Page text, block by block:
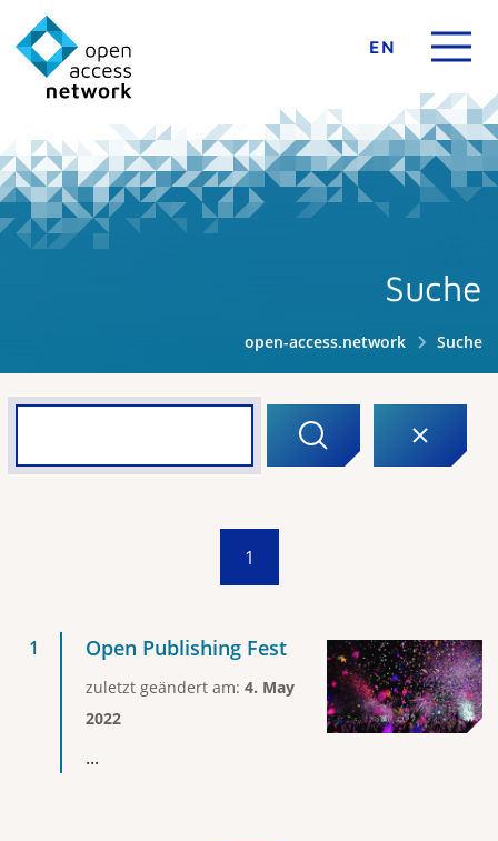
EN
Suche
open-access.network Suche
1
Open Publishing Fest
zuletzt geändert am: 4. May
2022
...